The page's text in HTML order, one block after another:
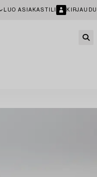
LUO ASIAKASTILI KIRJAUDU